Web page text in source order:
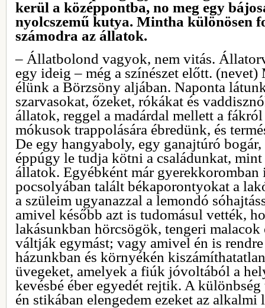
kerül a középpontba, no meg egy
nyolcszemű kutya. Mintha különösen
számodra az állatok.
– Állatbolond vagyok, nem vitás.
egy ideig – még a színészet előtt. (nevet)
élünk a Börzsöny aljában. Naponta
szarvasokat, őzeket, rókákat és
állatok, reggel a madárdal mellett a
mókusok trappolására ébredünk, és
De egy hangyaboly, egy ganajtúró
éppúgy le tudja kötni a családunkat,
állatok. Egyébként már gyerekkoromban
pocsolyában talált békaporontyokat a
a szüleim ugyanazzal a lemondó
amivel később azt is tudomásul vették,
lakásunkban hörcsögök, tengeri
váltják egymást; vagy amivel én is
házunkban és környékén
üvegeket, amelyek a fiúk jóvoltából a
kevésbé éber egyedét rejtik. A
én stikában elengedem ezeket az alkalmi